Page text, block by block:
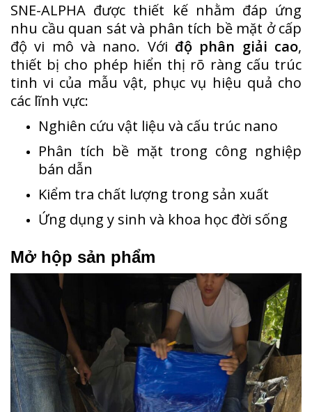
SNE-ALPHA được thiết kế nhằm đáp ứng
nhu cầu quan sát và phân tích bề mặt ở cấp
độ vi mô và nano. Với độ phân giải cao,
thiết bị cho phép hiển thị rõ ràng cấu trúc
tinh vi của mẫu vật, phục vụ hiệu quả cho
các lĩnh vực:
Nghiên cứu vật liệu và cấu trúc nano
Phân tích bề mặt trong công nghiệp
bán dẫn
Kiểm tra chất lượng trong sản xuất
Ứng dụng y sinh và khoa học đời sống
Mở hộp sản phẩm